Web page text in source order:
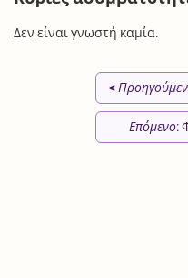
Δεν είναι γνωστή καμία.
<
Επόμενο: